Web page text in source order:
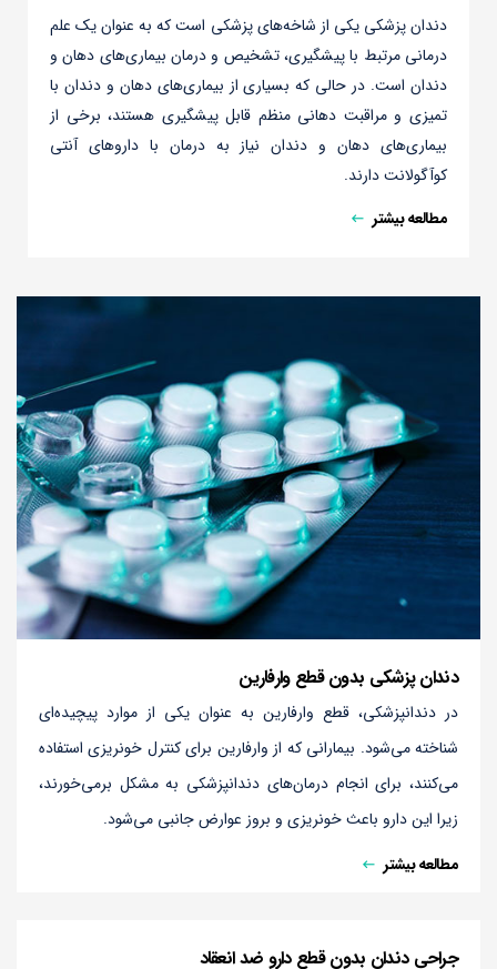
دندان پزشکی یکی از شاخه‌های پزشکی است که به عنوان یک علم
درمانی مرتبط با پیشگیری، تشخیص و درمان بیماری‌های دهان و
دندان است. در حالی که بسیاری از بیماری‌های دهان و دندان با
تمیزی و مراقبت دهانی منظم قابل پیشگیری هستند، برخی از
بیماری‌های دهان و دندان نیاز به درمان با داروهای آنتی
کوآگولانت دارند.
مطالعه بیشتر
دندان پزشکی بدون قطع وارفارین
در دندانپزشکی، قطع وارفارین به عنوان یکی از موارد پیچیده‌ای
شناخته می‌شود. بیمارانی که از وارفارین برای کنترل خونریزی استفاده
می‌کنند، برای انجام درمان‌های دندانپزشکی به مشکل برمی‌خورند،
زیرا این دارو باعث خونریزی و بروز عوارض جانبی می‌شود.
مطالعه بیشتر
جراحی دندان بدون قطع دارو ضد انعقاد